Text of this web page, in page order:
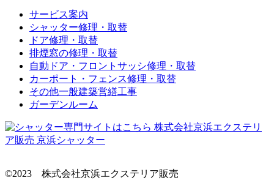
サービス案内
シャッター修理・取替
ドア修理・取替
排煙窓の修理・取替
自動ドア・フロントサッシ修理・取替
カーポート・フェンス修理・取替
その他一般建築営繕工事
ガーデンルーム
©2023 株式会社京浜エクステリア販売